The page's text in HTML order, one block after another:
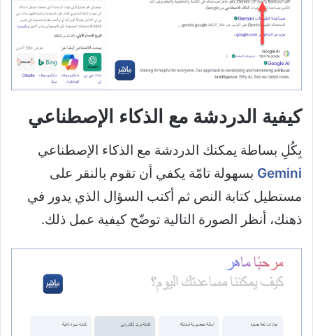
كيفية الدردشة مع الذكاء الإصطناعي
بِكُلِ بساطة يمكنك الدردشة مع الذكاء الإصطناعي
Gemini بسهولة تامّة يكفي أن تقوم بالنقر على
مستطيل كتابة النص ثم أكتب السؤال الذي يدور في
ذهنك، أنظر الصورة التالية توضّح كيفية عمل ذلك.